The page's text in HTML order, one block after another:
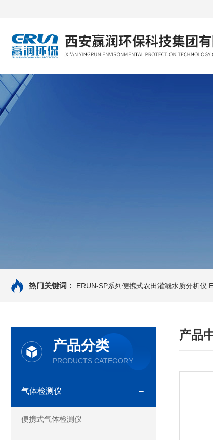
热门关键词： ERUN-SP系列便携式农田灌溉水质分析仪
产品分类
PRODUCTS CATEGORY
气体检测仪
便携式气体检测仪
产品